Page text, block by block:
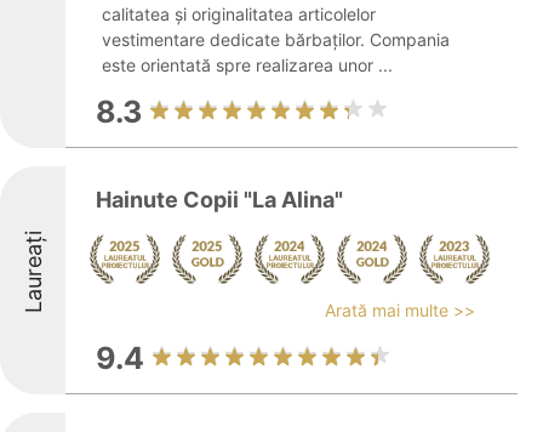
calitatea și originalitatea articolelor
vestimentare dedicate bărbaților. Compania
este orientată spre realizarea unor ...
8.3
Laureați
Hainute Copii "La Alina"
Arată mai multe >>
9.4